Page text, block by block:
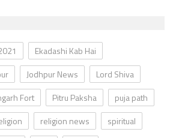
Ekadashi Kab Hai
Jodhpur News
Lord Shiva
Fort Pitru Paksha
puja path
religion news spiritual